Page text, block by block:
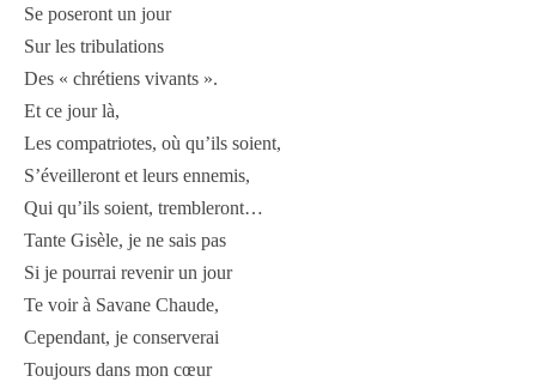
Se poseront un jour
Sur les tribulations
Des « chrétiens vivants ».
Et ce jour là,
Les compatriotes, où qu’ils soient,
S’éveilleront et leurs ennemis,
Qui qu’ils soient, trembleront…
Tante Gisèle, je ne sais pas
Si je pourrai revenir un jour
Te voir à Savane Chaude,
Cependant, je conserverai
Toujours dans mon cœur